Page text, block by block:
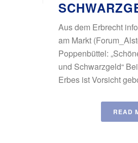
Aus dem Erbrecht
am Markt
Poppenbüttel:
und Schwarzgeld“
Erbes ist Vorsicht
READ